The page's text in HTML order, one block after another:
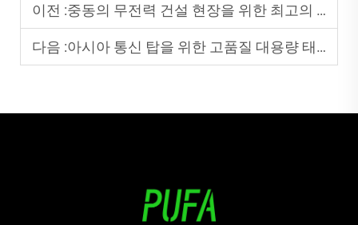
이전 :중동의 무전력 건설 현장을 위한 최고의 태양열 발전기 5선
다음 :아시아 통신 탑을 위한 고품질 대용량 태양광 발전기 종합 가이드